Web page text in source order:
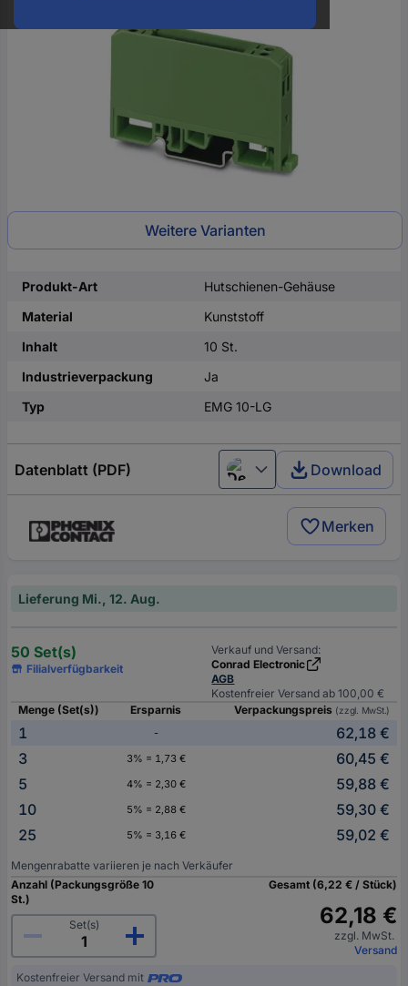
Weitere Varianten
Produkt-Art
Hutschienen-Gehäuse
Material
Kunststoff
Inhalt
10 St.
Industrieverpackung
Ja
Typ
EMG 10-LG
Datenblatt (PDF) Deutsch (Deutschland)
Download
Merken
Lieferung Mi., 12. Aug.
50 Set(s)
Filialverfügbarkeit
Verkauf und Versand:
Conrad Electronic
AGB
Kostenfreier Versand ab 100,00 €
Menge (Set(s))
Ersparnis Verpackungspreis (zzgl. MwSt.)
1 -
62,18 €
3
3% = 1,73 €
60,45 €
5
4% = 2,30 €
59,88 €
10
5% = 2,88 €
59,30 €
25
5% = 3,16 € 59,02 €
Mengenrabatte variieren je nach Verkäufer
Anzahl (Packungsgröße 10
St.)
Set(s)
Gesamt (6,22 € / Stück)
62,18 €
zzgl. MwSt.
Versand
Kostenfreier Versand mit